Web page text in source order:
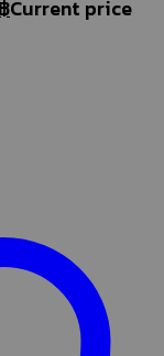
฿Current price